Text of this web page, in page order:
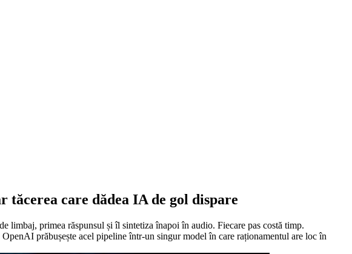
care dădea IA de gol dispare
limbaj, primea răspunsul și îl sintetiza înapoi în audio. Fiecare pas costă timp.
prăbușește acel pipeline într-un singur model în care raționamentul are loc în